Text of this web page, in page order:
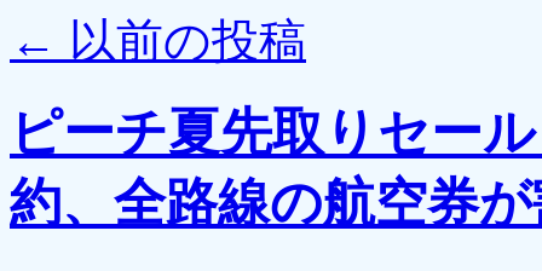
← 以前の投稿
ピーチ夏先取りセー
約、全路線の航空券